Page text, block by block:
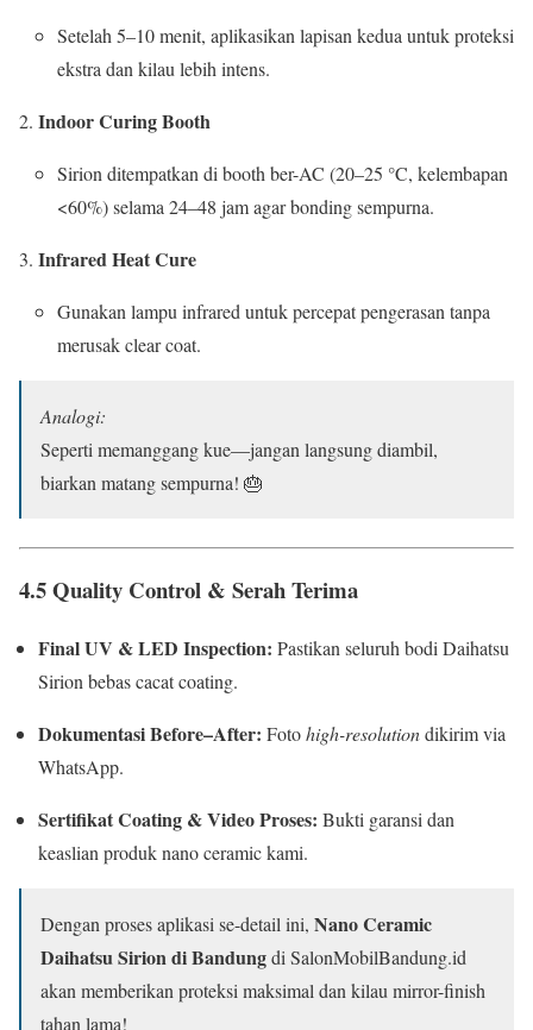
Setelah 5–10 menit, aplikasikan lapisan kedua untuk proteksi
ekstra dan kilau lebih intens.
Indoor Curing Booth
Sirion ditempatkan di booth ber-AC (20–25 °C, kelembapan
<60%) selama 24–48 jam agar bonding sempurna.
Infrared Heat Cure
Gunakan lampu infrared untuk percepat pengerasan tanpa
merusak clear coat.
Analogi:
Seperti memanggang kue—jangan langsung diambil,
biarkan matang sempurna! 🎂
4.5 Quality Control & Serah Terima
Final UV & LED Inspection: Pastikan seluruh bodi Daihatsu
Sirion bebas cacat coating.
Dokumentasi Before–After: Fotohigh-resolutiondikirim via
WhatsApp.
Sertifikat Coating & Video Proses: Bukti garansi dan
keaslian produk nano ceramic kami.
Dengan proses aplikasi se-detail ini, Nano Ceramic
Daihatsu Sirion di Bandungdi SalonMobilBandung.id
akan memberikan proteksi maksimal dan kilau mirror-finish
tahan lama!